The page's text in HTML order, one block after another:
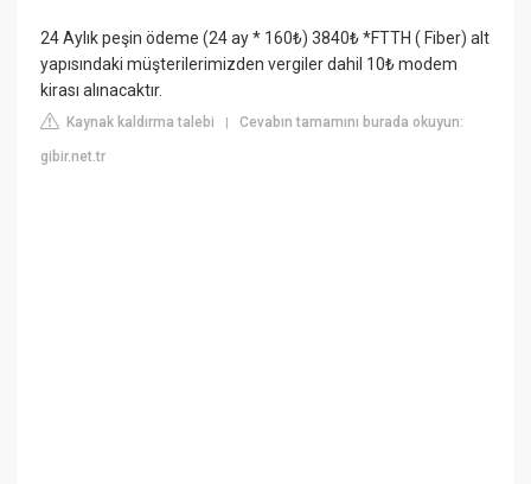
24 Aylık peşin ödeme (24 ay * 160₺) 3840₺ *FTTH ( Fiber) alt
yapısındaki müşterilerimizden vergiler dahil 10₺ modem
kirası alınacaktır.
Kaynak kaldırma talebi |Cevabın tamamını burada okuyun:
gibir.net.tr